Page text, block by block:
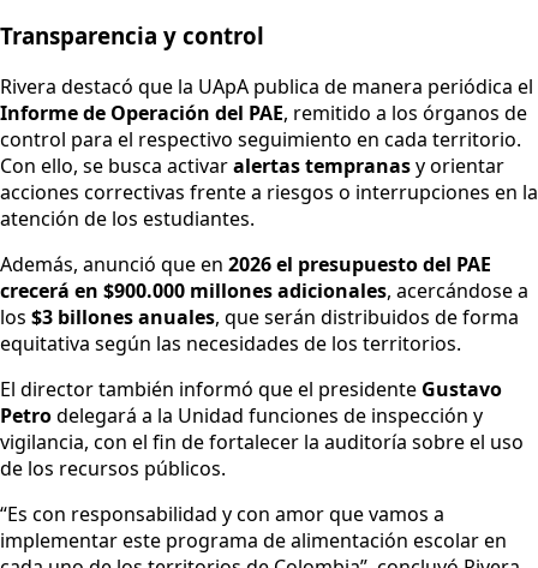
Transparencia y control
Rivera destacó que la UApA publica de manera periódica el
Informe de Operación del PAE, remitido a los órganos de
control para el respectivo seguimiento en cada territorio.
Con ello, se busca activaralertas tempranasy orientar
acciones correctivas frente a riesgos o interrupciones en la
atención de los estudiantes.
Además, anunció que en 2026 el presupuesto del PAE
crecerá en $900.000 millones adicionales, acercándose a
los $3 billones anuales, que serán distribuidos de forma
equitativa según las necesidades de los territorios.
El director también informó que el presidente Gustavo
Petrodelegará a la Unidad funciones de inspección y
vigilancia, con el fin de fortalecer la auditoría sobre el uso
de los recursos públicos.
“Es con responsabilidad y con amor que vamos a
implementar este programa de alimentación escolar en